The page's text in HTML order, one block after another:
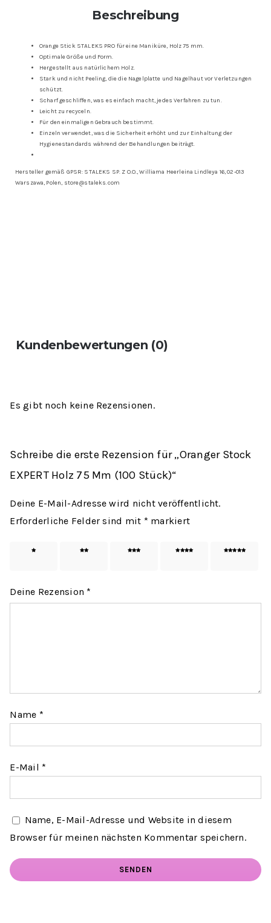
Beschreibung
Orange Stick STALEKS PRO für eine Maniküre, Holz 75 mm.
Optimale Größe und Form.
Hergestellt aus natürlichem Holz.
Stark und nicht Peeling, die die Nagelplatte und Nagelhaut vor Verletzungen
schützt.
Scharf geschliffen, was es einfach macht, jedes Verfahren zu tun.
Leicht zu recyceln.
Für den einmaligen Gebrauch bestimmt.
Einzeln verwendet, was die Sicherheit erhöht und zur Einhaltung der
Hygienestandards während der Behandlungen beiträgt.
Hersteller gemäß GPSR: STALEKS SP. Z O.O., Williama Heerleina Lindleya 16, 02-013
Warszawa, Polen, store@staleks.com
Kundenbewertungen (0)
Es gibt noch keine Rezensionen.
Schreibe die erste Rezension für „Oranger Stock
EXPERT Holz 75 Mm (100 Stück)“
Deine E-Mail-Adresse wird nicht veröffentlicht.
Erforderliche Felder sind mit * markiert
1 von
2 von
3 von
4 von
5 von
Deine Rezension *
Name *
E-Mail *
Name, E-Mail-Adresse und Website in diesem
Browser für meinen nächsten Kommentar speichern.